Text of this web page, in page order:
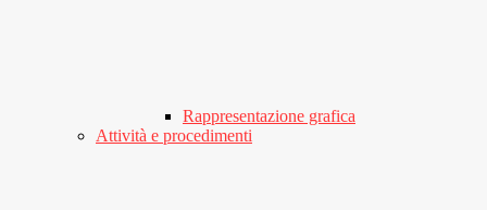
Rappresentazione grafica
Attività e procedimenti